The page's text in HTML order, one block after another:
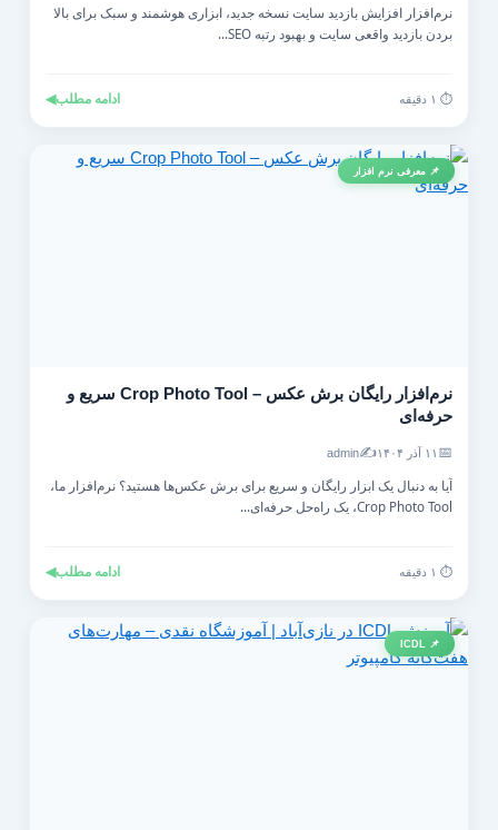
نرم‌افزار افزایش بازدید سایت نسخه جدید، ابزاری هوشمند و سبک برای بالا
بردن بازدید واقعی سایت و بهبود رتبه SEO...
ادامه مطلب◀
📌 معرفی نرم افزار
نرم‌افزار رایگان برش عکس – Crop Photo Tool سریع و
حرفه‌ای
۱۱ آذر ۱۴۰۴ ✍️
admin
آیا به دنبال یک ابزار رایگان و سریع برای برش عکس‌ها هستید؟ نرم‌افزار ما،
Crop Photo Tool، یک راه‌حل حرفه‌ای...
ادامه مطلب◀
📌 ICDL